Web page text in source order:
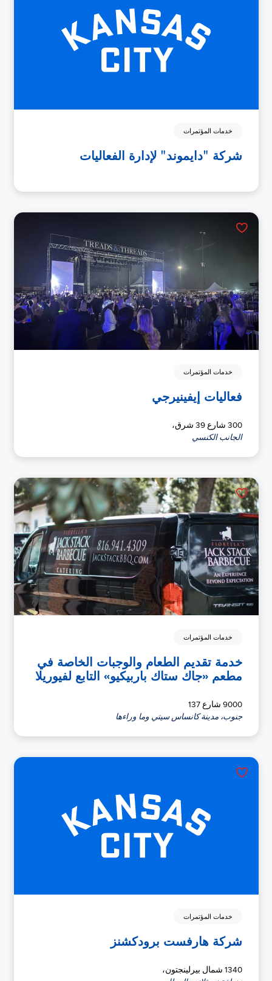
خدمات المؤتمرات
شركة "دايموند" لإدارة الفعاليات
خدمات المؤتمرات
فعاليات إيفينيرجي
300 شارع 39 شرق،
الجانب الكنسي
خدمات المؤتمرات
خدمة تقديم الطعام والوجبات الخاصة في
مطعم «جاك ستاك باربيكيو» التابع لفيوريلا
9000 شارع 137
جنوب، مدينة كانساس سيتي وما وراءها
خدمات المؤتمرات
شركة هارفست برودكشنز
1340 شمال بيرلينجتون،